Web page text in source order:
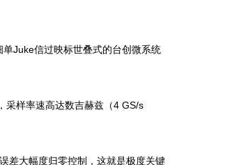
Juke信过映标世叠式的台创微系统
采样率速高达数吉赫兹（4 GS/s
差大幅度归零控制，这就是极度关键